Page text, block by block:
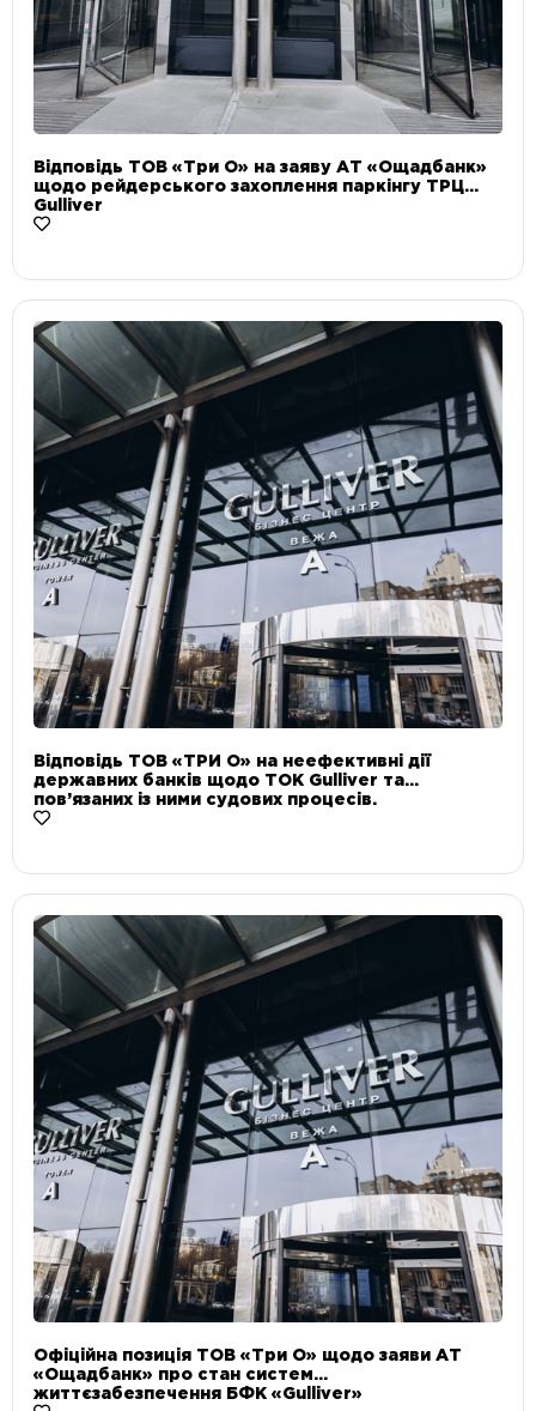
Відповідь ТОВ «Три О» на заяву АТ «Ощадбанк»
щодо рейдерського захоплення паркінгу ТРЦ
Gulliver
Відповідь ТОВ «ТРИ О» на неефективні дії
державних банків щодо ТОК Gulliver та
пов’язаних із ними судових процесів.
Офіційна позиція ТОВ «Три О» щодо заяви АТ
«Ощадбанк» про стан систем
життєзабезпечення БФК «Gulliver»